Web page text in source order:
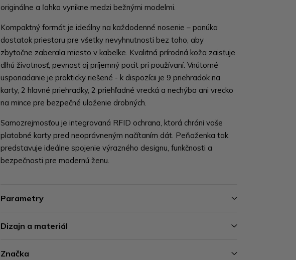
originálne a ľahko vynikne medzi bežnými modelmi.
Kompaktný formát je ideálny na každodenné nosenie – ponúka
dostatok priestoru pre všetky nevyhnutnosti bez toho, aby
zbytočne zaberala miesto v kabelke. Kvalitná prírodná koža zaisťuje
dlhú životnosť, pevnosť aj príjemný pocit pri používaní. Vnútorné
usporiadanie je prakticky riešené - k dispozícii je 9 priehradok na
karty, 2 hlavné priehradky, 2 priehľadné vrecká a nechýba ani vrecko
na mince pre bezpečné uloženie drobných.
Samozrejmosťou je integrovaná RFID ochrana, ktorá chráni vaše
platobné karty pred neoprávneným načítaním dát. Peňaženka tak
predstavuje ideálne spojenie výrazného designu, funkčnosti a
bezpečnosti pre modernú ženu.
Parametry
Dizajn a materiál
Značka